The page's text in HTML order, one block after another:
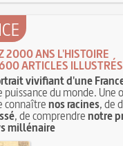
2000 ANS L'HISTOIRE
ARTICLES ILLUSTRÉS
vivifiant d'une
du monde. Une
connaîtrenos racines, de
, de comprendrenotre
millénaire